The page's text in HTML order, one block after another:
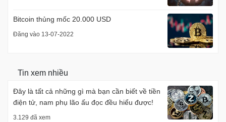
Bitcoin thủng mốc 20.000 USD
Đăng vào 13-07-2022
Tin xem nhiều
Đây là tất cả những gì mà bạn cần biết về tiền
điện tử, nam phụ lão ấu đọc đều hiểu được!
3.129 đã xem